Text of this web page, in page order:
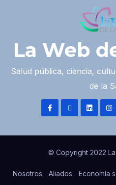
La Web
Salud pública, ciencia,
de la
© Copyright 2022
Nosotros Aliados Economía